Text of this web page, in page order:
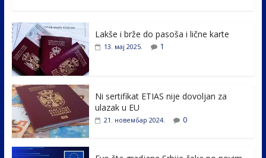
e
b
o
o
k
itt
er e
er ar
e
Lakše i brže do pasoša i lične karte
13. мај 2025. 1
Ni sertifikat ETIAS nije dovoljan za
ulazak u EU
21. новембар 2024. 0